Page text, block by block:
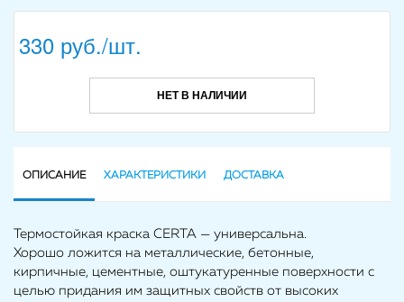
330 руб./шт.
НЕТ В НАЛИЧИИ
ОПИСАНИЕ ХАРАКТЕРИСТИКИ ДОСТАВКА
Термостойкая краска CERTA — универсальна.
Хорошо ложится на металлические, бетонные,
кирпичные, цементные, оштукатуренные поверхности с
целью придания им защитных свойств от высоких